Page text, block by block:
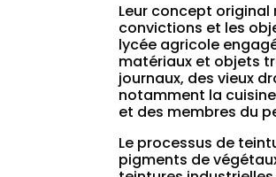
Leur concept original
convictions et les
lycée agricole
matériaux et objets
journaux, des vieux
notamment la
et des membres du
Le processus de
pigments de